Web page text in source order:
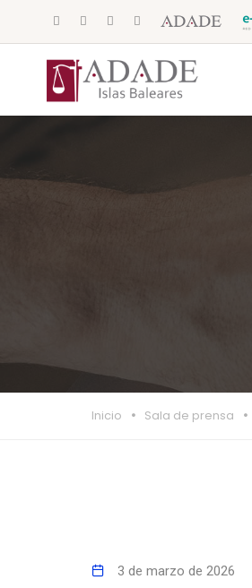
Inicio Sala de prensa
3 de marzo de 2026